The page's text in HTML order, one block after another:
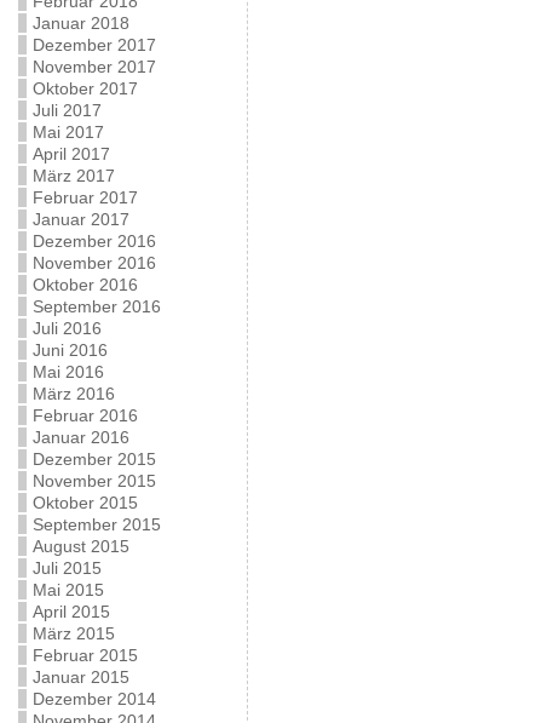
Januar 2018
Dezember 2017
November 2017
Oktober 2017
Juli 2017
Mai 2017
April 2017
März 2017
Februar 2017
Januar 2017
Dezember 2016
November 2016
Oktober 2016
September 2016
Juli 2016
Juni 2016
Mai 2016
März 2016
Februar 2016
Januar 2016
Dezember 2015
November 2015
Oktober 2015
September 2015
August 2015
Juli 2015
Mai 2015
April 2015
März 2015
Februar 2015
Januar 2015
Dezember 2014